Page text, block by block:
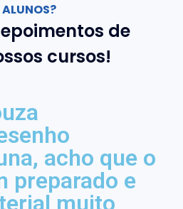
ALUNOS?
de
cursos!
acho que o
preparado e
muito